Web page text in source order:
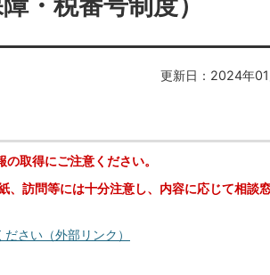
更新日：2024年
取得にご注意ください。
、訪問等には十分注意し、内容に応じて相談
さい（外部リンク）